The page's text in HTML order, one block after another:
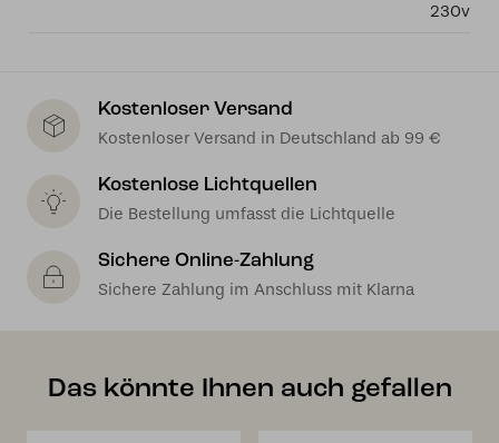
230v
Kostenloser Versand
Kostenloser Versand in Deutschland ab 99 €
Kostenlose Lichtquellen
Die Bestellung umfasst die Lichtquelle
Sichere Online-Zahlung
Sichere Zahlung im Anschluss mit Klarna
Das könnte Ihnen auch gefallen